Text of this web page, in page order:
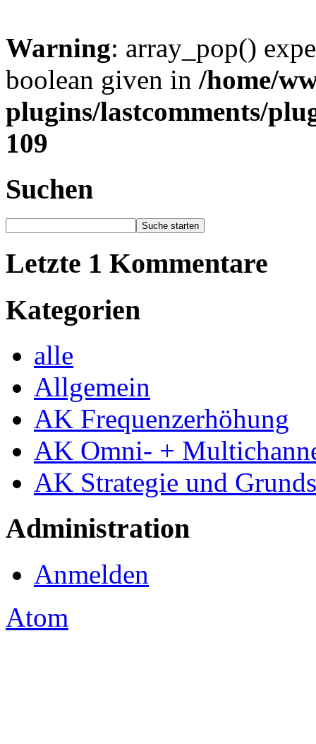
Warning: array_pop()
boolean given in /home/
plugins/lastcomments/
109
Suchen
Letzte 1 Kommentare
Kategorien
alle
Allgemein
AK Frequenzerhöhung
AK Omni- +
AK Strategie und
Administration
Anmelden
Atom